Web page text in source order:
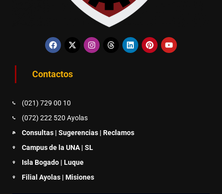
Contactos
(021) 729 00 10
(072) 222 520 Ayolas
Consultas | Sugerencias | Reclamos
Campus de la UNA | SL
Isla Bogado | Luque
Filial Ayolas | Misiones